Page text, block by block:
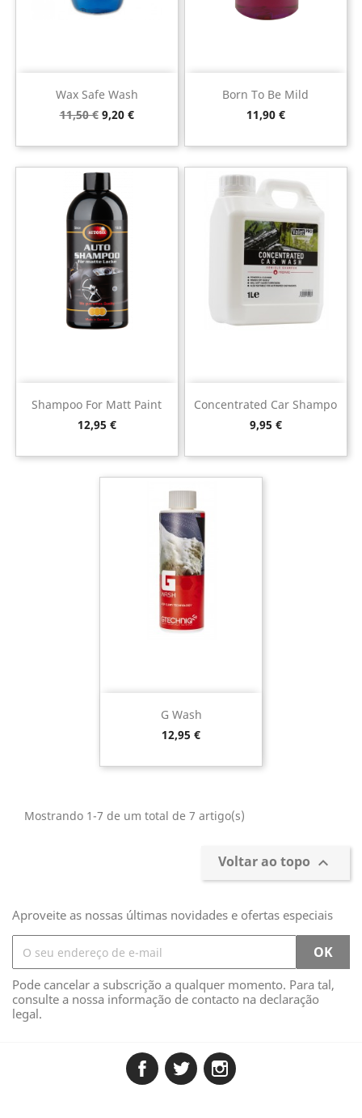
Wax Safe Wash
Preço
11,50 € Preço
9,20 €
Born To Be Mild
Preço
11,90 €
Shampoo For Matt Paint
Preço
12,95 €
Concentrated Car Shampo
Preço
9,95 €
G Wash
Preço
12,95 €
Mostrando 1-7 de um total de 7 artigo(s)
Voltar ao topo 
Aproveite as nossas últimas novidades e ofertas especiais
Pode cancelar a subscrição a qualquer momento. Para tal,
consulte a nossa informação de contacto na declaração
legal.
FacebookTwitter